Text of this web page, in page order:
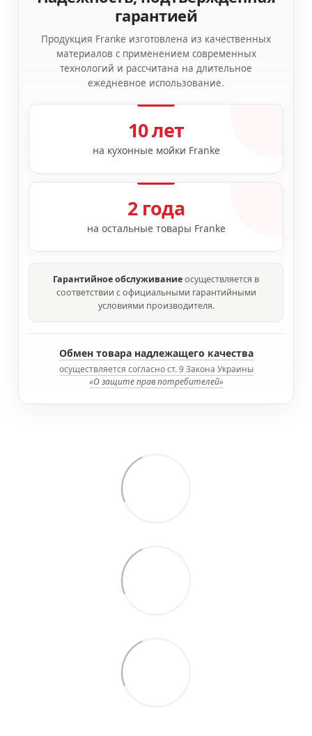
гарантией
Продукция Franke изготовлена из качественных
материалов с применением современных
технологий и рассчитана на длительное
ежедневное использование.
10 лет
на кухонные мойки Franke
2 года
на остальные товары Franke
Гарантийное обслуживаниеосуществляется в
соответствии с официальными гарантийными
условиями производителя.
Обмен товара надлежащего качества
осуществляется согласно ст. 9 Закона Украины
«О защите прав потребителей»